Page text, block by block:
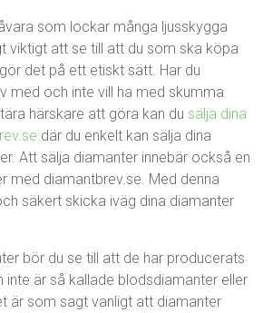
som lockar många ljusskygga
viktigt att se till att du som ska köpa
det på ett etiskt sätt. Har du
med och inte vill ha med skumma
härskare att göra kan du sälja dina
där du enkelt kan sälja dina
Att sälja diamanter innebär också en
med diamantbrev.se. Med denna
säkert skicka iväg dina diamanter
bör du se till att de har producerats
är så kallade blodsdiamanter eller
är som sagt vanligt att diamanter